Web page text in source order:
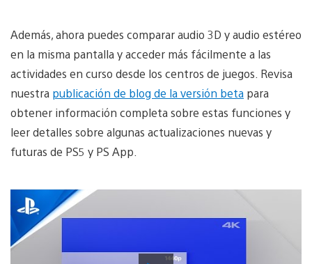
Además, ahora puedes comparar audio 3D y audio estéreo
en la misma pantalla y acceder más fácilmente a las
actividades en curso desde los centros de juegos. Revisa
nuestra publicación de blog de la versión beta para
obtener información completa sobre estas funciones y
leer detalles sobre algunas actualizaciones nuevas y
futuras de PS5 y PS App.